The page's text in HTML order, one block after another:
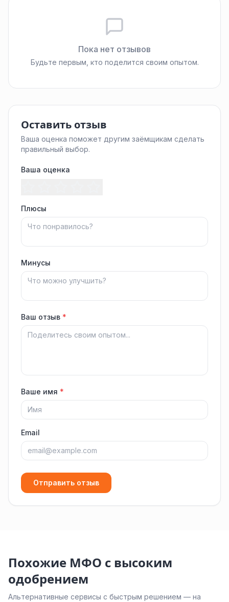
Пока нет отзывов
Будьте первым, кто поделится своим опытом.
Оставить отзыв
Ваша оценка поможет другим заёмщикам сделать
правильный выбор.
Ваша оценка
Плюсы
Минусы
Ваш отзыв *
Ваше имя *
Email
Отправить отзыв
Похожие МФО с высоким
одобрением
Альтернативные сервисы с быстрым решением — на